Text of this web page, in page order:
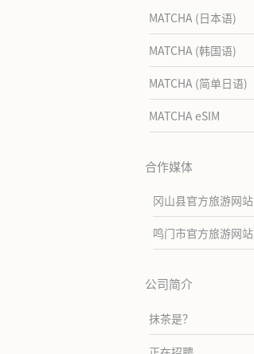
MATCHA (日本语)
MATCHA (韩国语)
MATCHA (简单日语)
MATCHA eSIM
合作媒体
冈山县官方旅游网站
鸣门市官方旅游网站
公司简介
抹茶是？